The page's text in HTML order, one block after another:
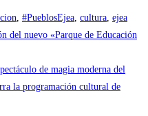
#PueblosEjea cultura ejea
del nuevo «Parque de Educación
de magia moderna del
la programación cultural de